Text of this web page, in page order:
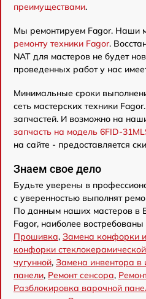
преимуществами.
Мы ремонтируем Fagor. Наши
ремонту техники Fagor.
NAT для мастеров не будет
проведенных работ у нас
Минимальные сроки
сеть мастерских техники
запчастей. И возможно на
запчасть на модель 6FID-
на сайте - предоставляется
Знаем свое дело
Будьте уверены в
с уверенностью выполнят
По данным наших мастеров в
Fagor, наиболее
Прошивка, Замена конфорки
конфорки стеклокерамической
чугунной, Замена инвентора в
панели, Ремонт сенсора,
Разблокировка варочной